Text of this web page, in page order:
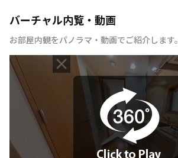
バーチャル内覧・動画
お部屋内観をパノラマ・動画でご紹介します。